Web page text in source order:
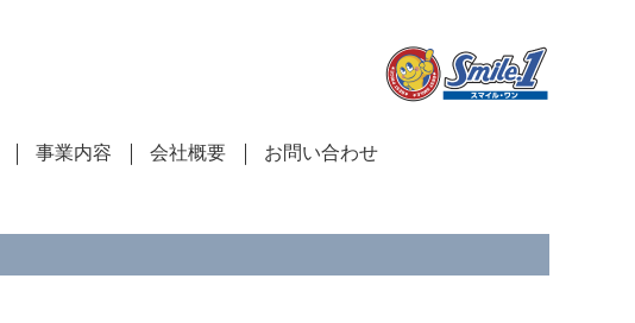
事業内容 会社概要 お問い合わせ